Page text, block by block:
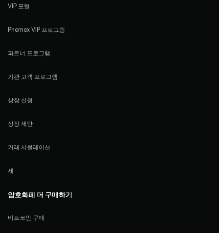
VIP 포털
Phemex VIP 프로그램
파트너 프로그램
기관 고객 프로그램
상장 신청
상장 제안
거래 시물레이션
세
암호화폐 더 구매하기
비트코인 구매